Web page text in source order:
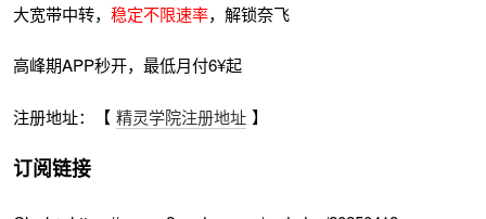
大宽带中转，稳定不限速率，解锁奈飞
高峰期APP秒开，最低月付6¥起
注册地址：【 精灵学院注册地址 】
订阅链接